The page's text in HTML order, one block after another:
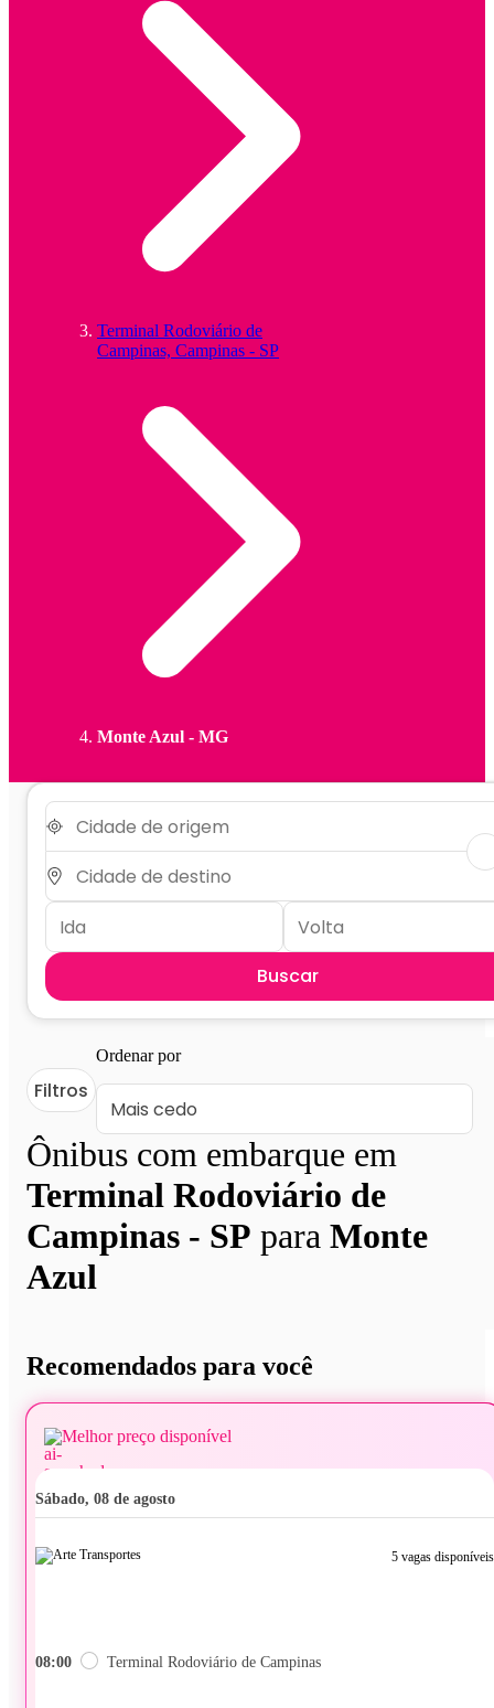
Terminal Rodoviário de
Campinas, Campinas - SP
Monte Azul - MG
Buscar
Ônibus com embarque em
Terminal Rodoviário de
Campinas - SP para Monte
Azul
Filtros
Ordenar por
Recomendados para você
Melhor preço disponível
sábado, 08 de agosto
5 vagas disponíveis
08:00 Terminal Rodoviário de Campinas